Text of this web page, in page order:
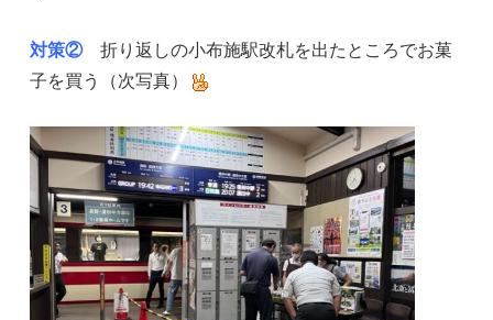
対策②折り返しの小布施駅改札を出たところでお菓
子を買う（次写真）